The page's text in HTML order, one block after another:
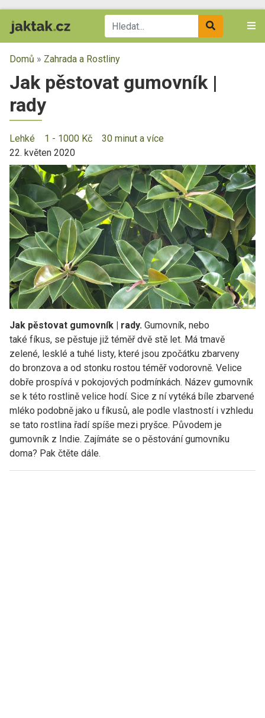
Domů » Zahrada a Rostliny
Jak pěstovat gumovník |
rady
Lehké 1 - 1000 Kč
30 minut a více
22. květen 2020
Jak pěstovat gumovník | rady. Gumovník, nebo
také fíkus, se pěstuje již téměř dvě stě let. Má tmavě
zelené, lesklé a tuhé listy, které jsou zpočátku zbarveny
do bronzova a od stonku rostou téměř vodorovně. Velice
dobře prospívá v pokojových podmínkách. Název gumovník
se k této rostlině velice hodí. Sice z ní vytéká bíle zbarvené
mléko podobně jako u fíkusů, ale podle vlastností i vzhledu
se tato rostlina řadí spíše mezi pryšce. Původem je
gumovník z Indie. Zajímáte se o pěstování gumovníku
doma? Pak čtěte dále.